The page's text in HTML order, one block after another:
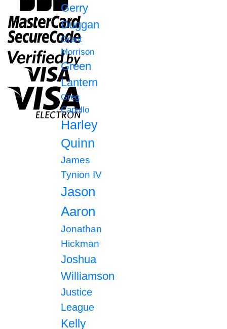
Gerry
Duggan
Grant
Morrison
Green
Lantern
Greg
Capullo
Harley
Quinn
James
Tynion IV
Jason
Aaron
Jonathan
Hickman
Joshua
Williamson
Justice
League
Kelly